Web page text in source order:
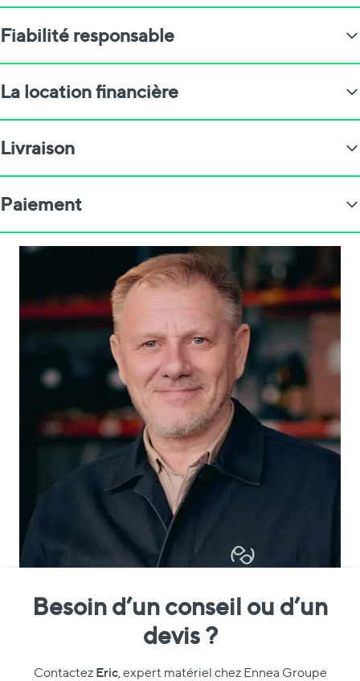
Fiabilité responsable
La location financière
Livraison
Paiement
Besoin d’un conseil ou d’un
devis ?
Contactez Eric, expert matériel chez Ennea Groupe